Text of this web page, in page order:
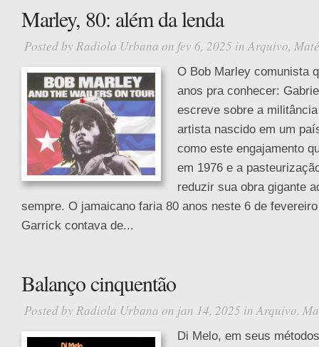
Marley, 80: além da lenda
Posted by Radiola Urbana on fev 6, 2025 inArquivo,
O Bob Marley comunista
anos pra conhecer:
escreve sobre a
artista nascido em um
como este engajamento
em 1976 e a
reduzir sua obra gigante
sempre. O jamaicano faria 80 anos neste 6 de
Garrick contava de...
Balanço cinquentão
Posted by Radiola Urbana on jan 14, 2025 inArquivo,
Di Melo, em seus